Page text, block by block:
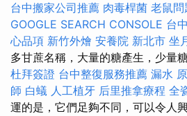
台中搬家公司推薦 肉毒桿菌 老鼠
GOOGLE SEARCH CONSOLE 台
心品項 新竹外燴 安養院 新北市 坐
多甘蔗名稱，大量的糖產生，少量
杜拜簽證 台中整復服務推薦 漏水
師 白蟻 人工植牙 后里推拿療程 全
運的是，它們足夠不同，可以令人